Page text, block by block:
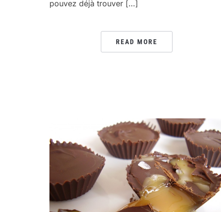
pouvez déjà trouver […]
READ MORE